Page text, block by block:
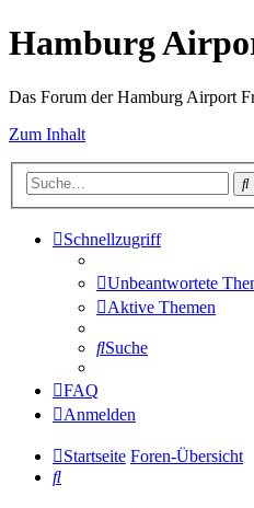
Hamburg
Das Forum der Hamburg Airport
Zum Inhalt
Schnellzugriff
Unbeantwortete
Aktive Themen
Suche
FAQ
Anmelden
Startseite Foren-Übersicht
Suche